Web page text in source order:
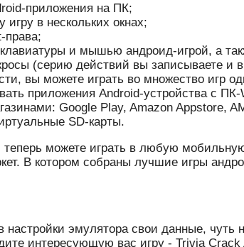
приложения на ПК;
игру в нескольких окнах;
права;
и мышью андроид-игрой, а
(серию действий вы записываете и
вы можете играть во множество игр
приложения Android-устройства с ПК-
Google Play, Amazon Appstore,
SD-карты.
можете играть в любую
В котором собраны лучшие игры
в настройки эмулятора свои данные,
интересующую вас игру - Trivia